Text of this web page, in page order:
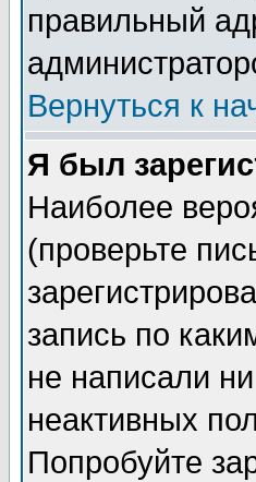
правильный
Вернуться к
Я был
Наиболее
(проверьте
запись по
не написали
неактивных
Попробуйте